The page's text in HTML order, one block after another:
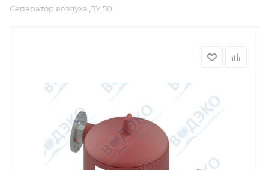
Сепаратор воздуха ДУ 50